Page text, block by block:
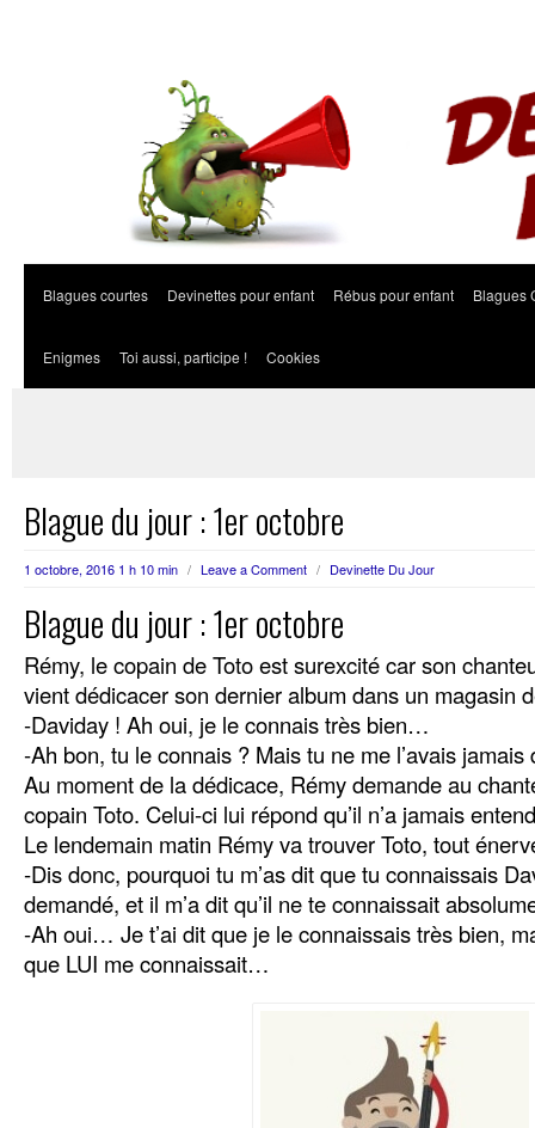
Blagues courtes Devinettes pour enfant Rébus pour enfant Blagues
Enigmes Toi aussi, participe ! Cookies
Blague du jour : 1er octobre
1 octobre, 2016 1 h 10 min / Leave a Comment / Devinette Du Jour
Blague du jour : 1er octobre
Rémy, le copain de Toto est surexcité car son
vient dédicacer son dernier album dans un magasin
-Daviday ! Ah oui, je le connais très bien…
-Ah bon, tu le connais ? Mais tu ne me l’avais jamais
Au moment de la dédicace, Rémy demande au
copain Toto. Celui-ci lui répond qu’il n’a jamais
Le lendemain matin Rémy va trouver Toto, tout
-Dis donc, pourquoi tu m’as dit que tu connaissais
demandé, et il m’a dit qu’il ne te connaissait
-Ah oui… Je t’ai dit que je le connaissais très bien,
que LUI me connaissait…